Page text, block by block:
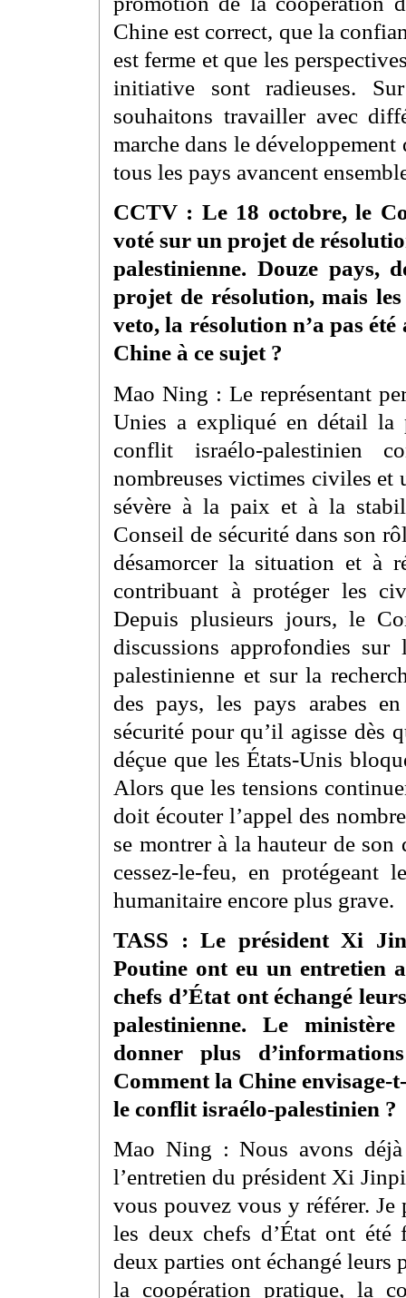
Chine est correct, que la
est ferme et que les
initiative sont radieuses.
souhaitons travailler avec
marche dans le
tous les pays avancent
CCTV : Le 18 octobre, le
voté sur un projet de
palestinienne. Douze
projet de résolution, mais
veto, la résolution n’a pas
Chine à ce sujet ?
Mao Ning : Le représentant
Unies a expliqué en détail
conflit israélo-palestinien
nombreuses victimes civiles et
sévère à la paix et à la
Conseil de sécurité dans son
désamorcer la situation et à
contribuant à protéger les
Depuis plusieurs jours, le
discussions approfondies
palestinienne et sur la
des pays, les pays arabes
sécurité pour qu’il agisse dès
déçue que les États-Unis
Alors que les tensions
doit écouter l’appel des
se montrer à la hauteur de
cessez-le-feu, en protégeant
humanitaire encore plus grave.
TASS : Le président Xi
Poutine ont eu un entretien
chefs d’État ont échangé
palestinienne. Le
donner plus
Comment la Chine envisage-
le conflit israélo-palestinien ?
Mao Ning : Nous avons
l’entretien du président Xi
vous pouvez vous y référer.
les deux chefs d’État ont été
deux parties ont échangé leurs
la coopération pratique, la